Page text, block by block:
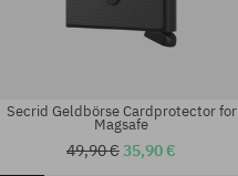
Secrid Geldbörse Cardprotector for
Magsafe
49,90 €35,90 €